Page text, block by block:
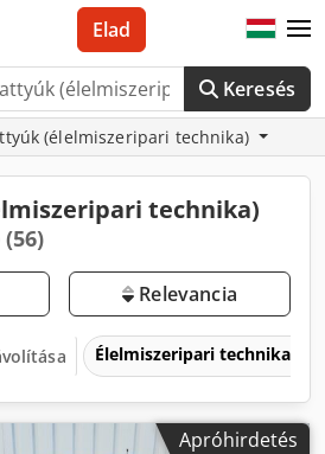
Keresés
Elad
(élelmiszeripari technika)
technika)
(56)
Relevancia
Élelmiszeripari technika
Apróhirdetés